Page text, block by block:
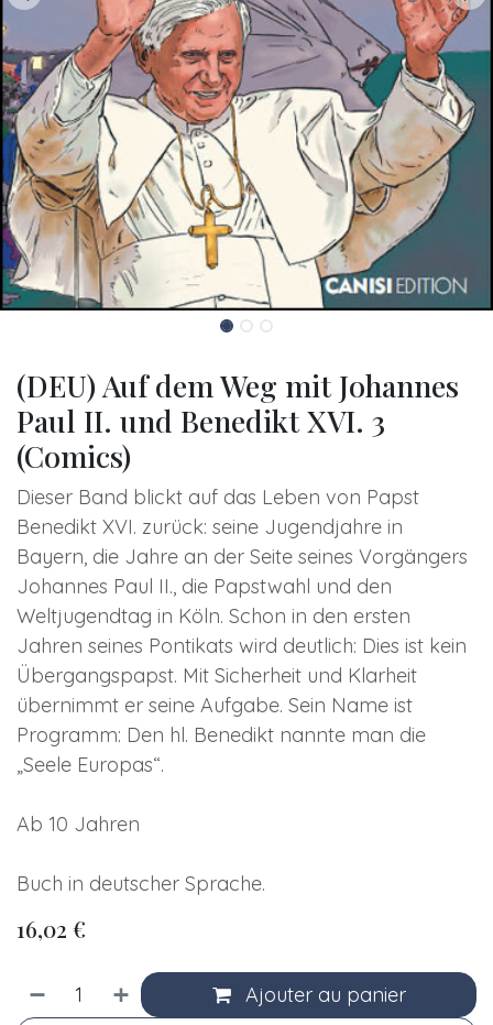
(DEU) Auf dem Weg mit Johannes
Paul II. und Benedikt XVI. 3
(Comics)
Dieser Band blickt auf das Leben von Papst
Benedikt XVI. zurück: seine Jugendjahre in
Bayern, die Jahre an der Seite seines Vorgängers
Johannes Paul II., die Papstwahl und den
Weltjugendtag in Köln. Schon in den ersten
Jahren seines Pontikats wird deutlich: Dies ist kein
Übergangspapst. Mit Sicherheit und Klarheit
übernimmt er seine Aufgabe. Sein Name ist
Programm: Den hl. Benedikt nannte man die
„Seele Europas“.
Ab 10 Jahren
Buch in deutscher Sprache.
16,02 €
Ajouter au panier